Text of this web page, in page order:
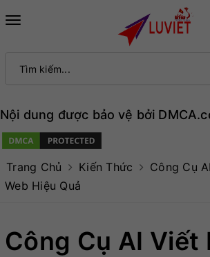
Toggle
Nội dung được bảo vệ bởi
Trang Chủ Kiến Thức
Công Cụ
Web Hiệu Quả
Công Cụ AI Viết